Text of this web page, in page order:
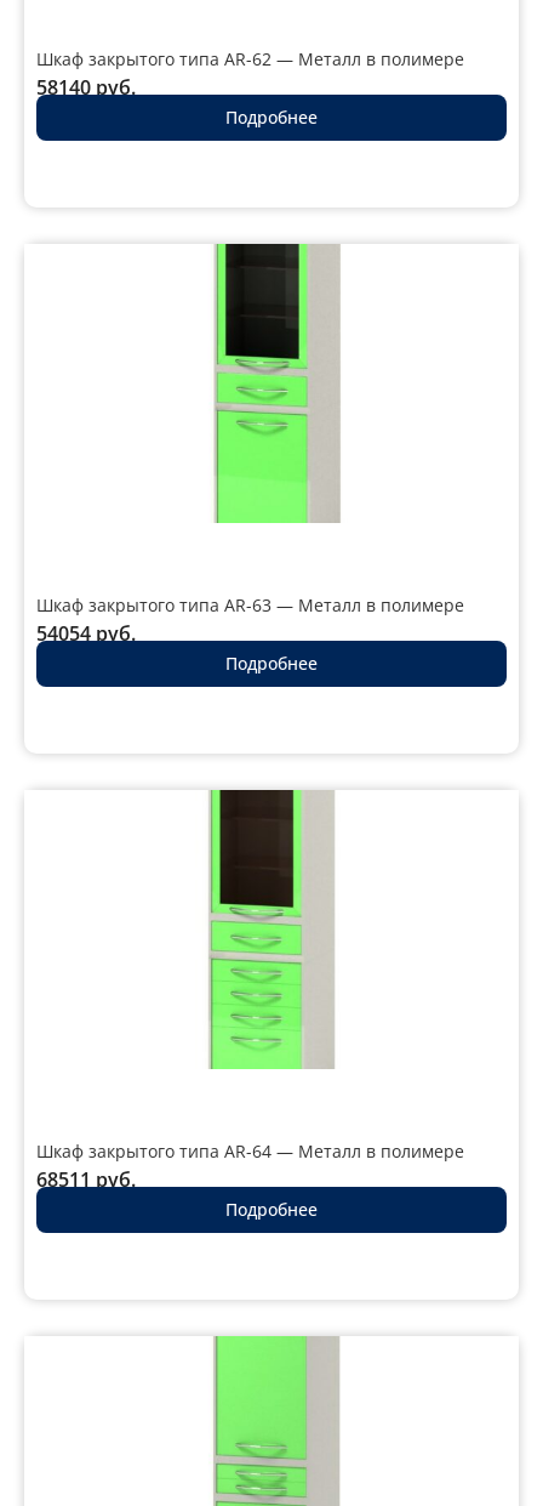
Шкаф закрытого типа AR-62 — Металл в полимере
58140 руб.
Подробнее
Шкаф закрытого типа AR-63 — Металл в полимере
54054 руб.
Подробнее
Шкаф закрытого типа AR-64 — Металл в полимере
68511 руб.
Подробнее